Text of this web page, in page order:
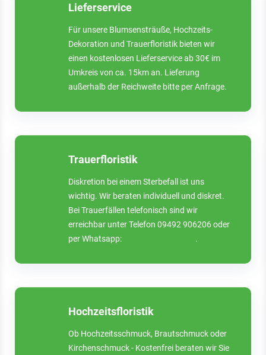
Lieferservice
Für unsere Blumsensträuße, Hochzeits-
Dekoration und Trauerfloristik bieten wir
einen kostenlosen Lieferservice ab 30€ im
Umkreis von ca. 15km an. Lieferung
außerhalb der Reichweite bitte per Anfrage.
Trauerfloristik
Diskretion bei einem Sterbefall ist uns
wichtig. Wir beraten individuell und diskret.
Bei Trauerfällen telefonisch sind wir
erreichbar unter Telefon 09492 906206 oder
per Whatsapp:
.
Hochzeitsfloristik
Ob Hochzeitsschmuck, Brautschmuck oder
Kirchenschmuck - Kostenfrei beraten wir Sie